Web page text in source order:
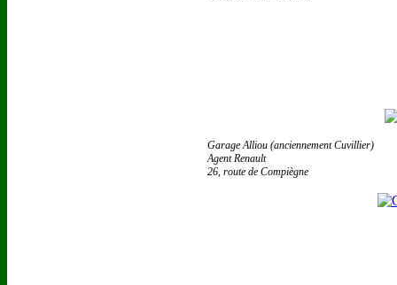
Garage Alliou (anciennement Cuvillier)
Agent Renault
26, route de Compiègne